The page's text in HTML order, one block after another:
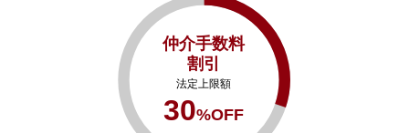
仲介手数料
割引
法定上限額
30%OFF